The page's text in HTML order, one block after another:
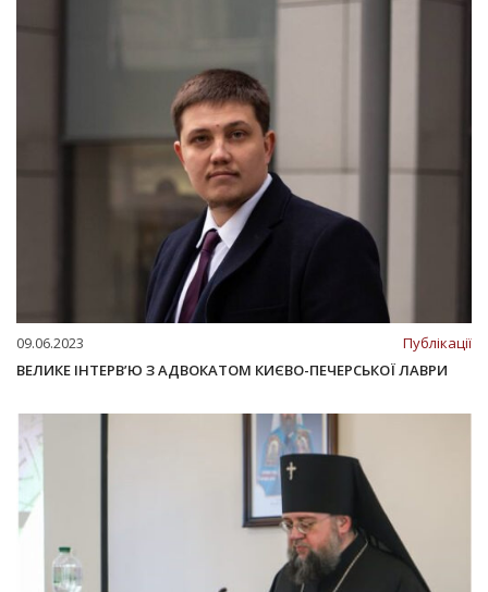
09.06.2023
Публікації
ВЕЛИКЕ ІНТЕРВ’Ю З АДВОКАТОМ КИЄВО-ПЕЧЕРСЬКОЇ ЛАВРИ